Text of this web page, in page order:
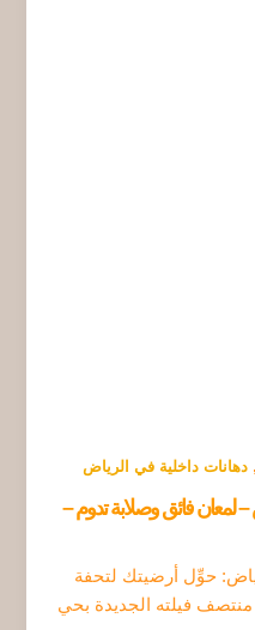
دهانات داخلية في الرياض
لمعان فائق وصلابة تدوم –
حوِّل أرضيتك لتحفة
فيلته الجديدة بحي